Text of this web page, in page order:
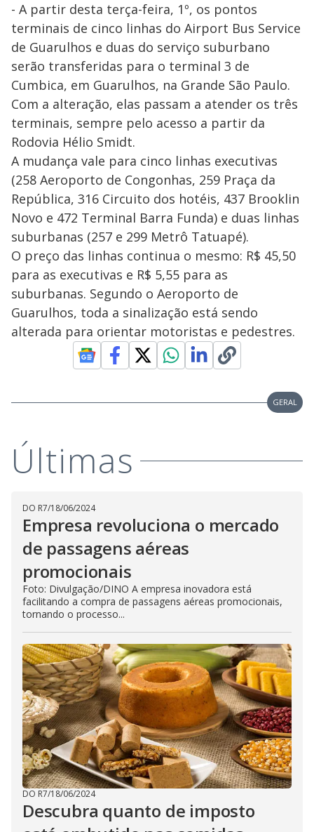
- A partir desta terça-feira, 1º, os pontos
terminais de cinco linhas do Airport Bus Service
de Guarulhos e duas do serviço suburbano
serão transferidas para o terminal 3 de
Cumbica, em Guarulhos, na Grande São Paulo.
Com a alteração, elas passam a atender os três
terminais, sempre pelo acesso a partir da
Rodovia Hélio Smidt.
A mudança vale para cinco linhas executivas
(258 Aeroporto de Congonhas, 259 Praça da
República, 316 Circuito dos hotéis, 437 Brooklin
Novo e 472 Terminal Barra Funda) e duas linhas
suburbanas (257 e 299 Metrô Tatuapé).
O preço das linhas continua o mesmo: R$ 45,50
para as executivas e R$ 5,55 para as
suburbanas. Segundo o Aeroporto de
Guarulhos, toda a sinalização está sendo
alterada para orientar motoristas e pedestres.
GERAL
Últimas
DO R7/18/06/2024
Empresa revoluciona o mercado
de passagens aéreas
promocionais
Foto: Divulgação/DINO A empresa inovadora está
facilitando a compra de passagens aéreas promocionais,
tornando o processo...
DO R7/18/06/2024
Descubra quanto de imposto